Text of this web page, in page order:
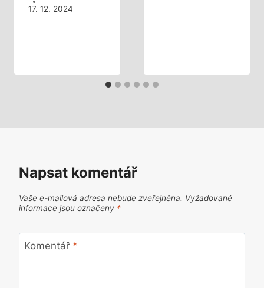
17. 12. 2024
Napsat komentář
Vaše e-mailová adresa nebude zveřejněna. Vyžadované
informace jsou označeny *
Komentář *